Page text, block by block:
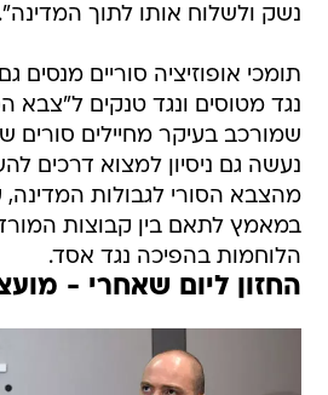
נשק ולשלוח אותו לתוך המדינה".
תומכי אופוזיציה סוריים
נגד מטוסים ונגד טנקים ל"צבא
שמורכב בעיקר מחיילים סורים
נעשה גם ניסיון למצוא דרכים
מהצבא הסורי לגבולות המדינה,
במאמץ לתאם בין קבוצות
הלוחמות בהפיכה נגד אסד.
החזון ליום שאחרי -